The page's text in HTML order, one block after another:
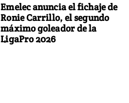
Emelec anuncia el fichaje de
Ronie Carrillo, el segundo
máximo goleador de la
LigaPro 2026